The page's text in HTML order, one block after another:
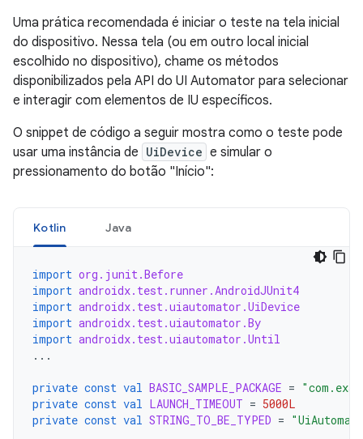
Uma prática recomendada é iniciar o teste na tela inicial
do dispositivo. Nessa tela (ou em outro local inicial
escolhido no dispositivo), chame os métodos
disponibilizados pela API do UI Automator para selecionar
e interagir com elementos de IU específicos.
O snippet de código a seguir mostra como o teste pode
usar uma instância de UiDevice e simular o
pressionamento do botão "Início":
Kotlin Java
import org.junit.Before
import androidx.test.runner.AndroidJUnit4
import androidx.test.uiautomator.UiDevice
import androidx.test.uiautomator.By
import androidx.test.uiautomator.Until
...
private const val BASIC_SAMPLE_PACKAGE =
private const val LAUNCH_TIMEOUT = 5000L
private const val STRING_TO_BE_TYPED =